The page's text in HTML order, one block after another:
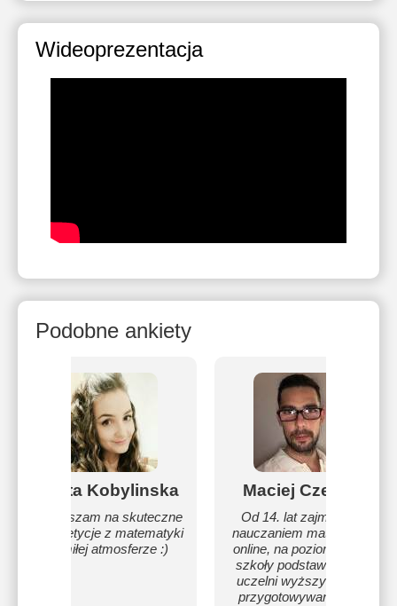
Wideoprezentacja
Podobne ankiety
Marta Kobylinska
Zapraszam na skuteczne
korepetycje z matematyki
w miłej atmosferze :)
Maciej Czekala
Od 14. lat zajmuję się
nauczaniem matematyki
online, na poziomach od
szkoły podstawowej do
uczelni wyższych oraz
przygotowywaniem do